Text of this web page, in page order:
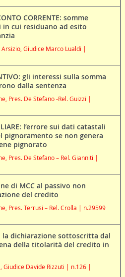
CORRENTE: somme
cui residuano ad esito
Giudice Marco Lualdi |
gli interessi sulla somma
dalla sentenza
Pres. De Stefano -Rel. Guizzi |
l’errore sui dati catastali
se non genera
pignorato
Pres. De Stefano – Rel. Gianniti |
di MCC al passivo non
del credito
Pres. Terrusi – Rel. Crolla | n.29599
la dichiarazione sottoscritta dal
della titolarità del credito in
Davide Rizzuti | n.126 |